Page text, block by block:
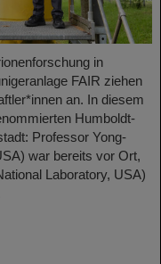
in
FAIR ziehen
an. In diesem
Humboldt-
Professor Yong-
war bereits vor Ort,
Laboratory, USA)